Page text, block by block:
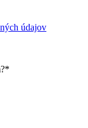
údajov
*